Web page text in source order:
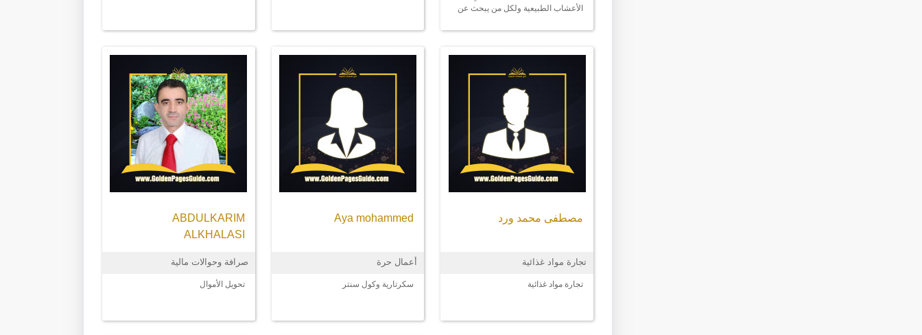
الأعشاب الطبيعية ولكل من يبحث عن
مصطفى محمد ورد
تجارة مواد غذائية
تجارة مواد غذائية
Aya mohammed
أعمال حرة
سكرتارية وكول سنتر
ABDULKARIM
ALKHALASI
صرافة وحوالات مالية
تحويل الأموال